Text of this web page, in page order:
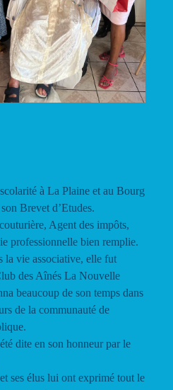
à La Plaine et au Bourg
Brevet d’Etudes.
Agent des impôts,
professionnelle bien remplie.
la vie associative, elle fut
des Aînés La Nouvelle
beaucoup de son temps dans
de la communauté de
dite en son honneur par le
ses élus lui ont exprimé tout le